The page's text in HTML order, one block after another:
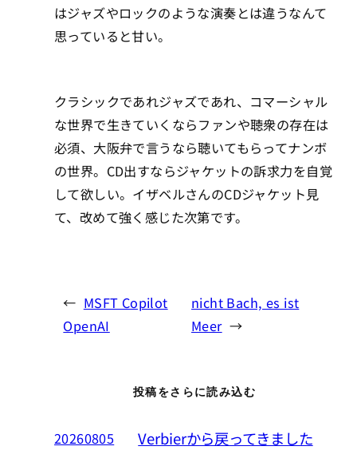
はジャズやロックのような演奏とは違うなんて
思っていると甘い。
クラシックであれジャズであれ、コマーシャル
な世界で生きていくならファンや聴衆の存在は
必須、大阪弁で言うなら聴いてもらってナンボ
の世界。CD出すならジャケットの訴求力を自覚
して欲しい。イザベルさんのCDジャケット見
て、改めて強く感じた次第です。
← MSFT Copilot
OpenAI
nicht Bach, es ist
Meer →
投稿をさらに読み込む
20260805 Verbierから戻ってきました